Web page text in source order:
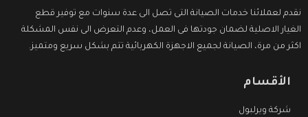
نقدم لعملائنا خدمات الصيانة التى تصل الى عدة سنوات مع توفير قطع
الغيار الاصلية لضمان جودتها فى العمل، وعدم التعرض الى نفس المشكلة
اكثر من مرة، الصيانة لجميع الاجهزة الكهربائية تتم بشكل سريع ومتميز.
الأقسام
شركة ويرلبول